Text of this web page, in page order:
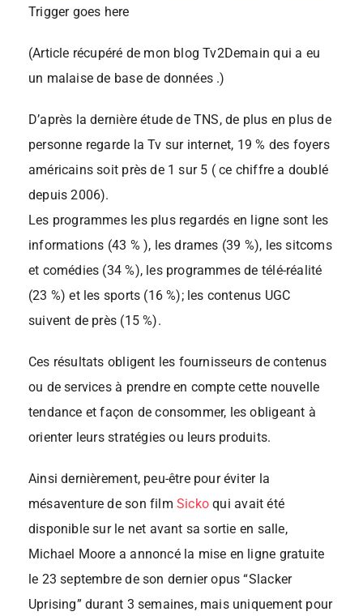
Trigger goes here
(Article récupéré de mon blog Tv2Demain qui a eu
un malaise de base de données .)
D’après la dernière étude de TNS, de plus en plus de
personne regarde la Tv sur internet, 19 % des foyers
américains soit près de 1 sur 5 ( ce chiffre a doublé
depuis 2006).
Les programmes les plus regardés en ligne sont les
informations (43 % ), les drames (39 %), les sitcoms
et comédies (34 %), les programmes de télé-réalité
(23 %) et les sports (16 %); les contenus UGC
suivent de près (15 %).
Ces résultats obligent les fournisseurs de contenus
ou de services à prendre en compte cette nouvelle
tendance et façon de consommer, les obligeant à
orienter leurs stratégies ou leurs produits.
Ainsi dernièrement, peu-être pour éviter la
mésaventure de son film Sicko qui avait été
disponible sur le net avant sa sortie en salle,
Michael Moore a annoncé la mise en ligne gratuite
le 23 septembre de son dernier opus “Slacker
Uprising” durant 3 semaines, mais uniquement pour